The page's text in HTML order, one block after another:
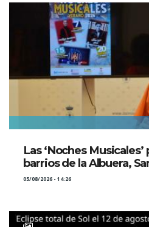
Las ‘Noches Musicales’
barrios de la Albuera,
05/08/2026 - 14:26